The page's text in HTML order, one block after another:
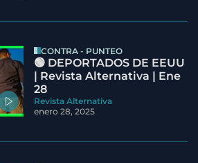
CONTRA - PUNTEO
🟢 DEPORTADOS DE EEUU
| Revista Alternativa | Ene
28
Revista Alternativa
enero 28, 2025